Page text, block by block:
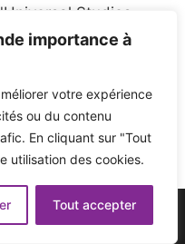
importance à
votre expérience
ou du contenu
En cliquant sur "Tout
utilisation des cookies.
Tout accepter
Studios
de l'Ohio après la